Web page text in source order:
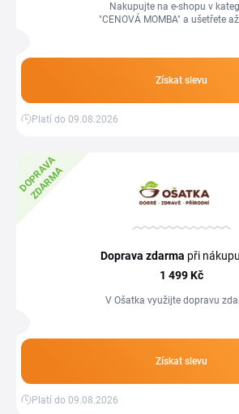
Nakupujte na e-shopu v
"CENOVÁ MOMBA" a ušetřete
Získat slevu
Platí do 09.08.2026
D
O
P
R
A
V
A
Z
D
A
R
M
A
Doprava zdarma při
1 499 Kč
V Ošatka využijte dopravu
Získat slevu
Platí do 09.08.2026